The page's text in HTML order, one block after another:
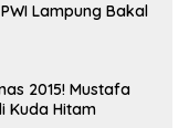
Lampung Bakal
2015! Mustafa
Kuda Hitam